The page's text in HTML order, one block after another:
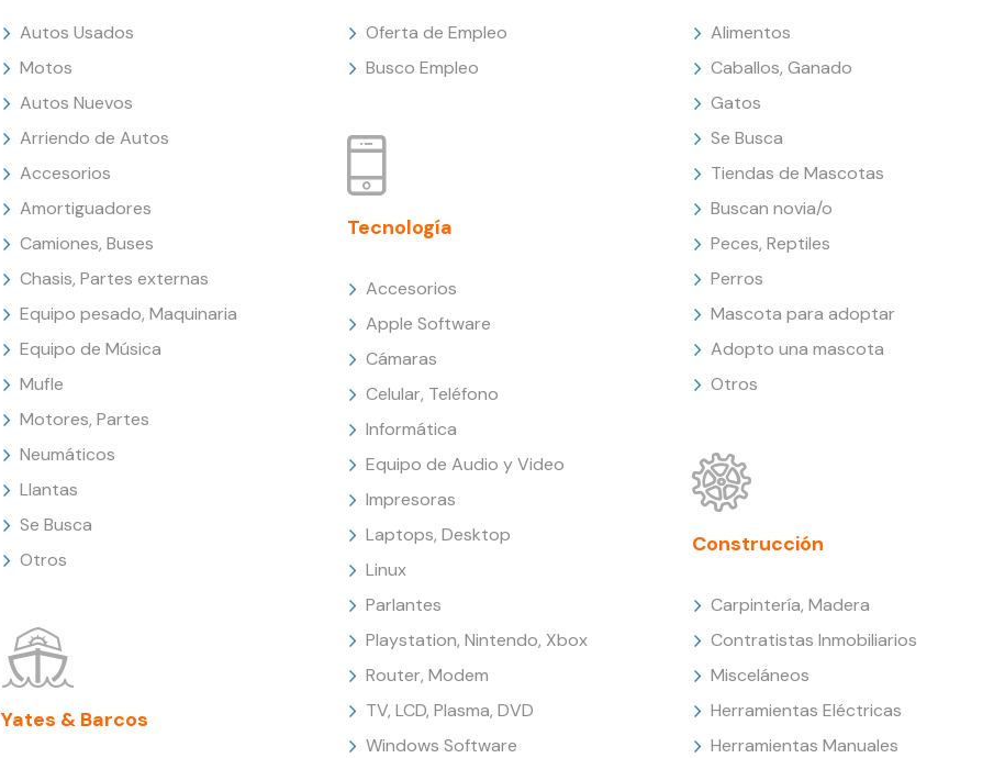
Autos Usados
Motos
Autos Nuevos
Arriendo de Autos
Accesorios
Amortiguadores
Camiones, Buses
Chasis, Partes externas
Equipo pesado, Maquinaria
Equipo de Música
Mufle
Motores, Partes
Neumáticos
Llantas
Se Busca
Otros
Yates & Barcos
Oferta de Empleo
Busco Empleo
Tecnología
Accesorios
Apple Software
Cámaras
Celular, Teléfono
Informática
Equipo de Audio y Video
Impresoras
Laptops, Desktop
Linux
Parlantes
Playstation, Nintendo, Xbox
Router, Modem
TV, LCD, Plasma, DVD
Windows Software
Alimentos
Caballos, Ganado
Gatos
Se Busca
Tiendas de Mascotas
Buscan novia/o
Peces, Reptiles
Perros
Mascota para adoptar
Adopto una mascota
Otros
Construcción
Carpintería, Madera
Contratistas Inmobiliarios
Misceláneos
Herramientas Eléctricas
Herramientas Manuales